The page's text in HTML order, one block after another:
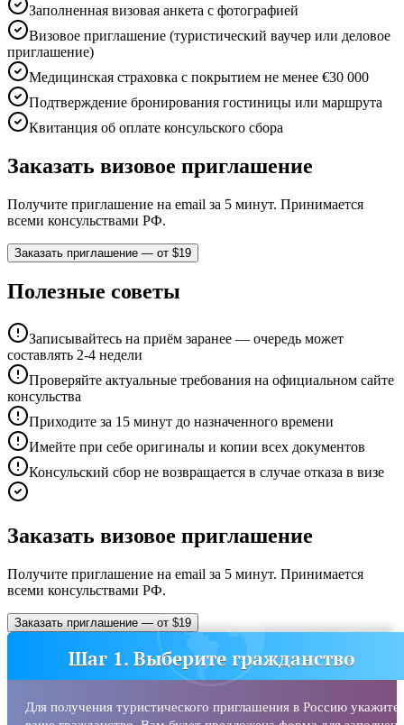
Заполненная визовая анкета с фотографией
Визовое приглашение (туристический ваучер или деловое
приглашение)
Медицинская страховка с покрытием не менее €30 000
Подтверждение бронирования гостиницы или маршрута
Квитанция об оплате консульского сбора
Заказать визовое приглашение
Получите приглашение на email за 5 минут. Принимается
всеми консульствами РФ.
Заказать приглашение — от $19
Полезные советы
Записывайтесь на приём заранее — очередь может
составлять 2-4 недели
Проверяйте актуальные требования на официальном сайте
консульства
Приходите за 15 минут до назначенного времени
Имейте при себе оригиналы и копии всех документов
Консульский сбор не возвращается в случае отказа в визе
Заказать визовое приглашение
Получите приглашение на email за 5 минут. Принимается
всеми консульствами РФ.
Заказать приглашение — от $19
Шаг 1. Выберите гражданство
Для получения туристического приглашения в Россию укажите